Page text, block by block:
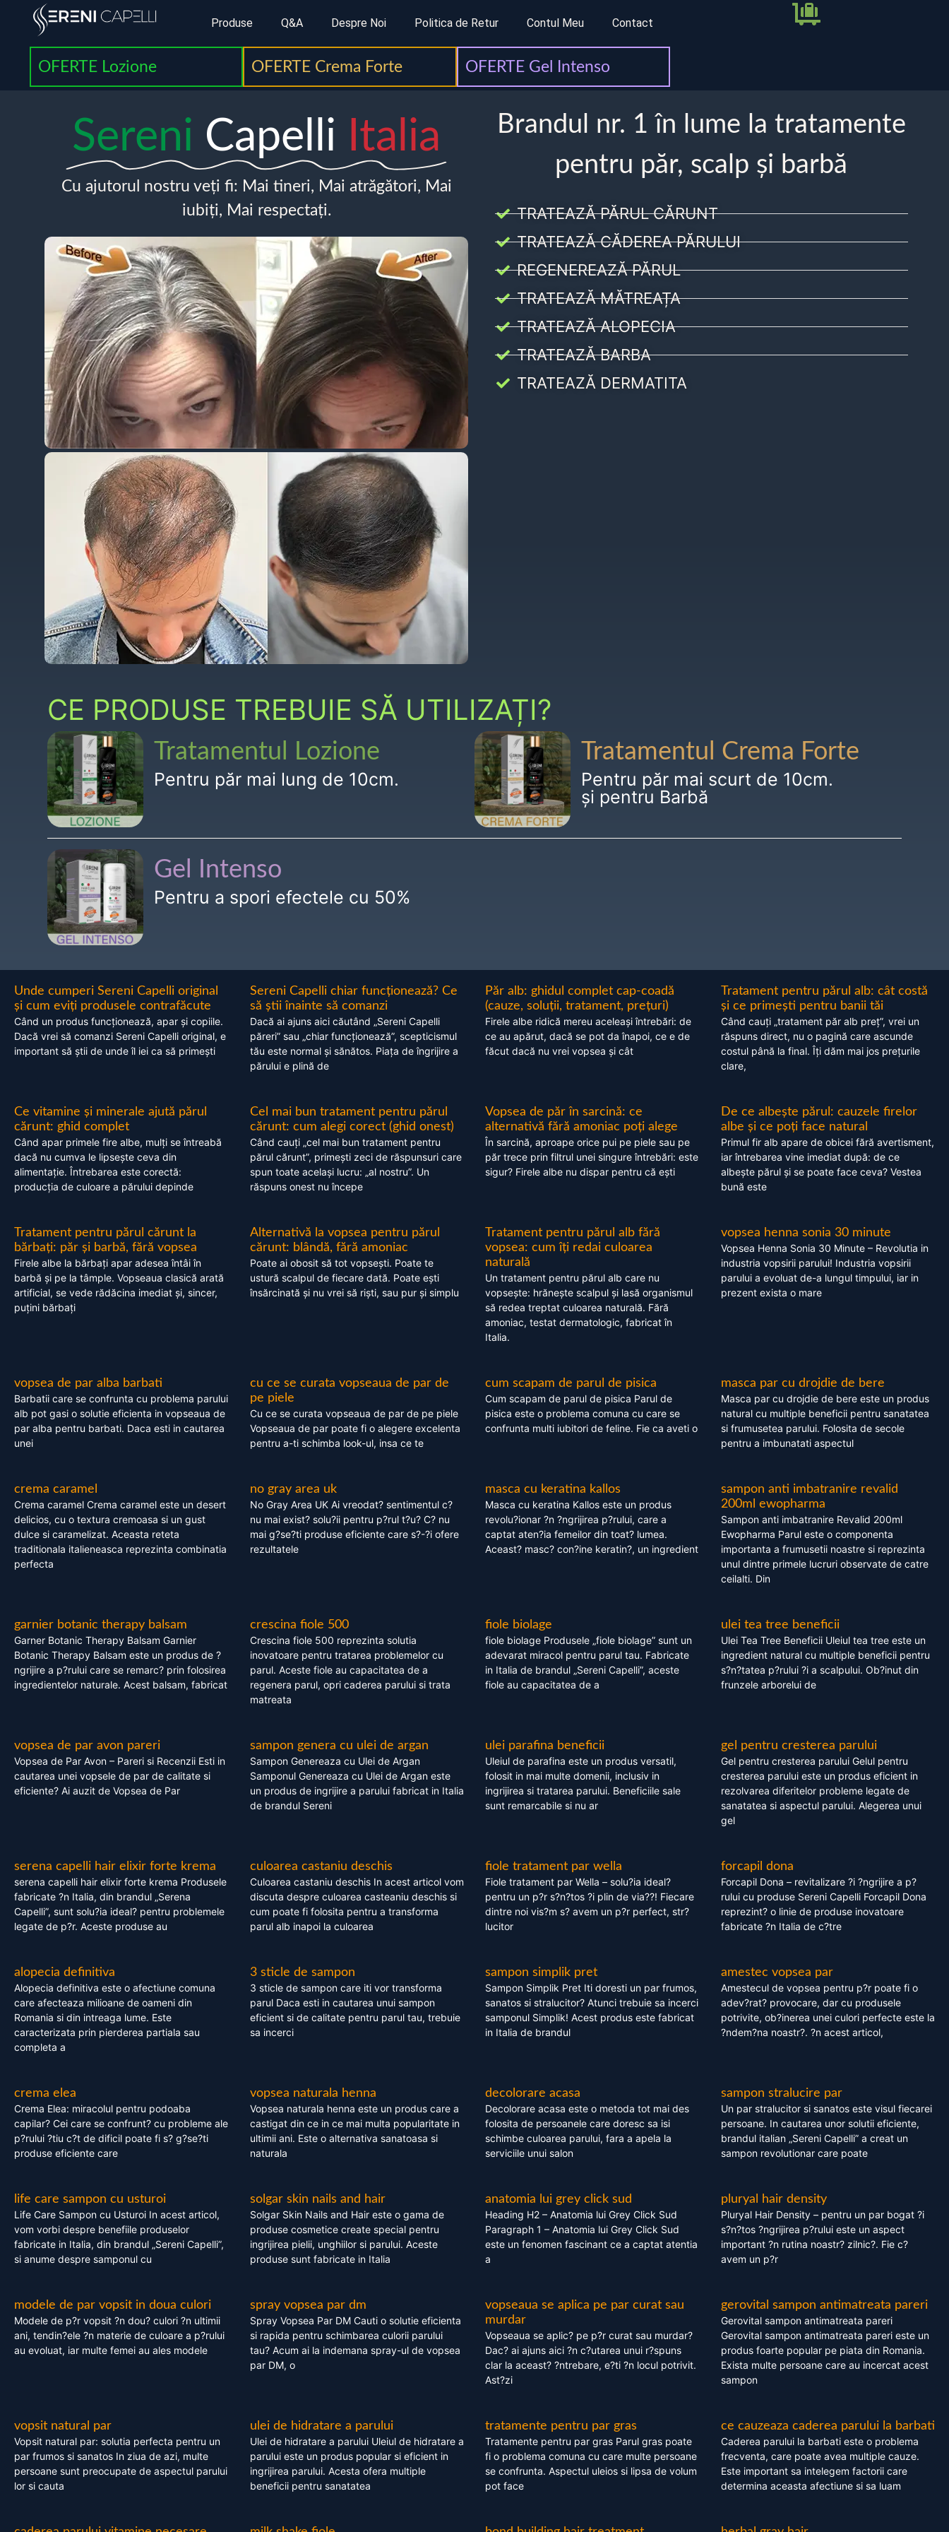
Produse Q&A Despre Noi Politica de Retur Contul Meu Contact
OFERTE Lozione OFERTE Crema Forte OFERTE Gel Intenso
Sereni Capelli Italia
Cu ajutorul nostru veți fi: Mai tineri, Mai atrăgători, Mai
iubiți, Mai respectați.
Brandul nr. 1 în lume la tratamente
pentru păr, scalp și barbă
TRATEAZĂ PĂRUL CĂRUNT
TRATEAZĂ CĂDEREA PĂRULUI
REGENEREAZĂ PĂRUL
TRATEAZĂ MĂTREAȚA
TRATEAZĂ ALOPECIA
TRATEAZĂ BARBA
TRATEAZĂ DERMATITA
CE PRODUSE TREBUIE SĂ UTILIZAȚI?
Tratamentul Lozione
Pentru păr mai lung de 10cm.
Tratamentul Crema Forte
Pentru păr mai scurt de 10cm.
și pentru Barbă
Gel Intenso
Pentru a spori efectele cu 50%
Unde cumperi Sereni Capelli original
și cum eviți produsele contrafăcute
Când un produs funcționează, apar și copiile.
Dacă vrei să comanzi Sereni Capelli original, e
important să știi de unde îl iei ca să primești
Sereni Capelli chiar funcționează? Ce
să știi înainte să comanzi
Dacă ai ajuns aici căutând „Sereni Capelli
păreri” sau „chiar funcționează”, scepticismul
tău este normal și sănătos. Piața de îngrijire a
părului e plină de
Păr alb: ghidul complet cap-coadă
(cauze, soluții, tratament, prețuri)
Firele albe ridică mereu aceleași întrebări: de
ce au apărut, dacă se pot da înapoi, ce e de
făcut dacă nu vrei vopsea și cât
Tratament pentru părul alb: cât costă
și ce primești pentru banii tăi
Când cauți „tratament păr alb preț”, vrei un
răspuns direct, nu o pagină care ascunde
costul până la final. Îți dăm mai jos prețurile
clare,
Ce vitamine și minerale ajută părul
cărunt: ghid complet
Când apar primele fire albe, mulți se întreabă
dacă nu cumva le lipsește ceva din
alimentație. Întrebarea este corectă:
producția de culoare a părului depinde
Cel mai bun tratament pentru părul
cărunt: cum alegi corect (ghid onest)
Când cauți „cel mai bun tratament pentru
părul cărunt”, primești zeci de răspunsuri care
spun toate același lucru: „al nostru”. Un
răspuns onest nu începe
Vopsea de păr în sarcină: ce
alternativă fără amoniac poți alege
În sarcină, aproape orice pui pe piele sau pe
păr trece prin filtrul unei singure întrebări: este
sigur? Firele albe nu dispar pentru că ești
De ce albește părul: cauzele firelor
albe și ce poți face natural
Primul fir alb apare de obicei fără avertisment,
iar întrebarea vine imediat după: de ce
albește părul și se poate face ceva? Vestea
bună este
Tratament pentru părul cărunt la
bărbați: păr și barbă, fără vopsea
Firele albe la bărbați apar adesea întâi în
barbă și pe la tâmple. Vopseaua clasică arată
artificial, se vede rădăcina imediat și, sincer,
puțini bărbați
Alternativă la vopsea pentru părul
cărunt: blândă, fără amoniac
Poate ai obosit să tot vopsești. Poate te
ustură scalpul de fiecare dată. Poate ești
însărcinată și nu vrei să riști, sau pur și simplu
Tratament pentru părul alb fără
vopsea: cum îți redai culoarea
naturală
Un tratament pentru părul alb care nu
vopsește: hrănește scalpul și lasă organismul
să redea treptat culoarea naturală. Fără
amoniac, testat dermatologic, fabricat în
Italia.
vopsea henna sonia 30 minute
Vopsea Henna Sonia 30 Minute – Revolutia in
industria vopsirii parului! Industria vopsirii
parului a evoluat de-a lungul timpului, iar in
prezent exista o mare
vopsea de par alba barbati
Barbatii care se confrunta cu problema parului
alb pot gasi o solutie eficienta in vopseaua de
par alba pentru barbati. Daca esti in cautarea
unei
cu ce se curata vopseaua de par de
pe piele
Cu ce se curata vopseaua de par de pe piele
Vopseaua de par poate fi o alegere excelenta
pentru a-ti schimba look-ul, insa ce te
cum scapam de parul de pisica
Cum scapam de parul de pisica Parul de
pisica este o problema comuna cu care se
confrunta multi iubitori de feline. Fie ca aveti o
masca par cu drojdie de bere
Masca par cu drojdie de bere este un produs
natural cu multiple beneficii pentru sanatatea
si frumusetea parului. Folosita de secole
pentru a imbunatati aspectul
crema caramel
Crema caramel Crema caramel este un desert
delicios, cu o textura cremoasa si un gust
dulce si caramelizat. Aceasta reteta
traditionala italieneasca reprezinta combinatia
perfecta
no gray area uk
No Gray Area UK Ai vreodat? sentimentul c?
nu mai exist? solu?ii pentru p?rul t?u? C? nu
mai g?se?ti produse eficiente care s?-?i ofere
rezultatele
masca cu keratina kallos
Masca cu keratina Kallos este un produs
revolu?ionar ?n ?ngrijirea p?rului, care a
captat aten?ia femeilor din toat? lumea.
Aceast? masc? con?ine keratin?, un ingredient
sampon anti imbatranire revalid
200ml ewopharma
Sampon anti imbatranire Revalid 200ml
Ewopharma Parul este o componenta
importanta a frumusetii noastre si reprezinta
unul dintre primele lucruri observate de catre
ceilalti. Din
garnier botanic therapy balsam
Garner Botanic Therapy Balsam Garnier
Botanic Therapy Balsam este un produs de ?
ngrijire a p?rului care se remarc? prin folosirea
ingredientelor naturale. Acest balsam, fabricat
crescina fiole 500
Crescina fiole 500 reprezinta solutia
inovatoare pentru tratarea problemelor cu
parul. Aceste fiole au capacitatea de a
regenera parul, opri caderea parului si trata
matreata
fiole biolage
fiole biolage Produsele „fiole biolage” sunt un
adevarat miracol pentru parul tau. Fabricate
in Italia de brandul „Sereni Capelli”, aceste
fiole au capacitatea de a
ulei tea tree beneficii
Ulei Tea Tree Beneficii Uleiul tea tree este un
ingredient natural cu multiple beneficii pentru
s?n?tatea p?rului ?i a scalpului. Ob?inut din
frunzele arborelui de
vopsea de par avon pareri
Vopsea de Par Avon – Pareri si Recenzii Esti in
cautarea unei vopsele de par de calitate si
eficiente? Ai auzit de Vopsea de Par
sampon genera cu ulei de argan
Sampon Genereaza cu Ulei de Argan
Samponul Genereaza cu Ulei de Argan este
un produs de ingrijire a parului fabricat in Italia
de brandul Sereni
ulei parafina beneficii
Uleiul de parafina este un produs versatil,
folosit in mai multe domenii, inclusiv in
ingrijirea si tratarea parului. Beneficiile sale
sunt remarcabile si nu ar
gel pentru cresterea parului
Gel pentru cresterea parului Gelul pentru
cresterea parului este un produs eficient in
rezolvarea diferitelor probleme legate de
sanatatea si aspectul parului. Alegerea unui
gel
serena capelli hair elixir forte krema
serena capelli hair elixir forte krema Produsele
fabricate ?n Italia, din brandul „Serena
Capelli”, sunt solu?ia ideal? pentru problemele
legate de p?r. Aceste produse au
culoarea castaniu deschis
Culoarea castaniu deschis In acest articol vom
discuta despre culoarea casteaniu deschis si
cum poate fi folosita pentru a transforma
parul alb inapoi la culoarea
fiole tratament par wella
Fiole tratament par Wella – solu?ia ideal?
pentru un p?r s?n?tos ?i plin de via??! Fiecare
dintre noi vis?m s? avem un p?r perfect, str?
lucitor
forcapil dona
Forcapil Dona – revitalizare ?i ?ngrijire a p?
rului cu produse Sereni Capelli Forcapil Dona
reprezint? o linie de produse inovatoare
fabricate ?n Italia de c?tre
alopecia definitiva
Alopecia definitiva este o afectiune comuna
care afecteaza milioane de oameni din
Romania si din intreaga lume. Este
caracterizata prin pierderea partiala sau
completa a
3 sticle de sampon
3 sticle de sampon care iti vor transforma
parul Daca esti in cautarea unui sampon
eficient si de calitate pentru parul tau, trebuie
sa incerci
sampon simplik pret
Sampon Simplik Pret Iti doresti un par frumos,
sanatos si stralucitor? Atunci trebuie sa incerci
samponul Simplik! Acest produs este fabricat
in Italia de brandul
amestec vopsea par
Amestecul de vopsea pentru p?r poate fi o
adev?rat? provocare, dar cu produsele
potrivite, ob?inerea unei culori perfecte este la
?ndem?na noastr?. ?n acest articol,
crema elea
Crema Elea: miracolul pentru podoaba
capilar? Cei care se confrunt? cu probleme ale
p?rului ?tiu c?t de dificil poate fi s? g?se?ti
produse eficiente care
vopsea naturala henna
Vopsea naturala henna este un produs care a
castigat din ce in ce mai multa popularitate in
ultimii ani. Este o alternativa sanatoasa si
naturala
decolorare acasa
Decolorare acasa este o metoda tot mai des
folosita de persoanele care doresc sa isi
schimbe culoarea parului, fara a apela la
serviciile unui salon
sampon stralucire par
Un par stralucitor si sanatos este visul fiecarei
persoane. In cautarea unor solutii eficiente,
brandul italian „Sereni Capelli” a creat un
sampon revolutionar care poate
life care sampon cu usturoi
Life Care Sampon cu Usturoi In acest articol,
vom vorbi despre benefiile produselor
fabricate in Italia, din brandul „Sereni Capelli”,
si anume despre samponul cu
solgar skin nails and hair
Solgar Skin Nails and Hair este o gama de
produse cosmetice create special pentru
ingrijirea pielii, unghiilor si parului. Aceste
produse sunt fabricate in Italia
anatomia lui grey click sud
Heading H2 – Anatomia lui Grey Click Sud
Paragraph 1 – Anatomia lui Grey Click Sud
este un fenomen fascinant ce a captat atentia
a
pluryal hair density
Pluryal Hair Density – pentru un par bogat ?i
s?n?tos ?ngrijirea p?rului este un aspect
important ?n rutina noastr? zilnic?. Fie c?
avem un p?r
modele de par vopsit in doua culori
Modele de p?r vopsit ?n dou? culori ?n ultimii
ani, tendin?ele ?n materie de culoare a p?rului
au evoluat, iar multe femei au ales modele
spray vopsea par dm
Spray Vopsea Par DM Cauti o solutie eficienta
si rapida pentru schimbarea culorii parului
tau? Acum ai la indemana spray-ul de vopsea
par DM, o
vopseaua se aplica pe par curat sau
murdar
Vopseaua se aplic? pe p?r curat sau murdar?
Dac? ai ajuns aici ?n c?utarea unui r?spuns
clar la aceast? ?ntrebare, e?ti ?n locul potrivit.
Ast?zi
gerovital sampon antimatreata pareri
Gerovital sampon antimatreata pareri
Gerovital sampon antimatreata pareri este un
produs foarte popular pe piata din Romania.
Exista multe persoane care au incercat acest
sampon
vopsit natural par
Vopsit natural par: solutia perfecta pentru un
par frumos si sanatos In ziua de azi, multe
persoane sunt preocupate de aspectul parului
lor si cauta
ulei de hidratare a parului
Ulei de hidratare a parului Uleiul de hidratare a
parului este un produs popular si eficient in
ingrijirea parului. Acesta ofera multiple
beneficii pentru sanatatea
tratamente pentru par gras
Tratamente pentru par gras Parul gras poate
fi o problema comuna cu care multe persoane
se confrunta. Aspectul uleios si lipsa de volum
pot face
ce cauzeaza caderea parului la barbati
Caderea parului la barbati este o problema
frecventa, care poate avea multiple cauze.
Este important sa intelegem factorii care
determina aceasta afectiune si sa luam